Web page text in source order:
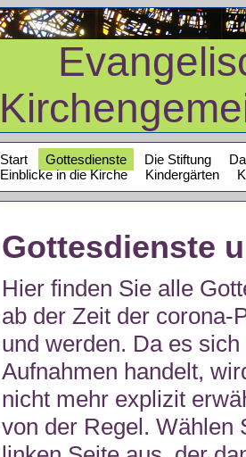
Start Gottesdienste Die Stiftung
Einblicke in die Kirche
Kindergärten
Gottesdienste
Hier finden Sie alle
ab der Zeit der corona-
und werden. Da es
Aufnahmen handelt,
nicht mehr explizit
von der Regel. Wählen